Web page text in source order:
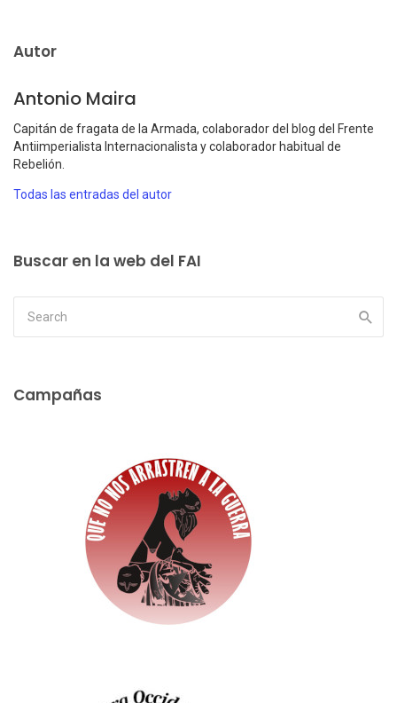
Autor
Antonio Maira
Capitán de fragata de la Armada, colaborador del blog del Frente
Antiimperialista Internacionalista y colaborador habitual de
Rebelión.
Todas las entradas del autor
Buscar en la web del FAI
Campañas